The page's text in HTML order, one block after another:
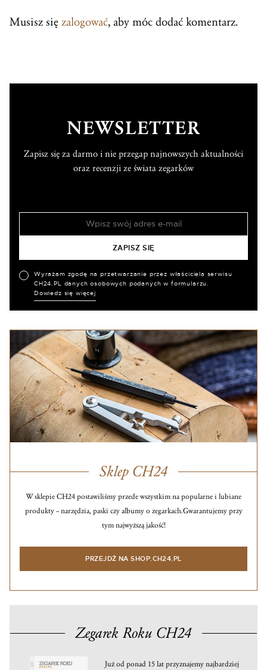
Musisz się zalogować, aby móc dodać komentarz.
NEWSLETTER
Zapisz się za darmo i nie przegap najnowszych aktualności
oraz recenzji ze świata zegarków
Wyrażam zgodę na przetwarzanie przez właściciela serwisu
CH24.PL danych osobowych podanych w formularzu.
Dowiedz się więcej
Sklep CH24
W sklepie CH24 postawiliśmy przede wszystkim na popularne i lubiane
produkty – narzędzia, paski czy albumy o zegarkach.Gwarantujemy przy
tym najwyższą jakość!
PRZEJDŹ NA SHOP.CH24.PL
Zegarek Roku CH24
Już od ponad 15 lat przyznajemy najbardziej